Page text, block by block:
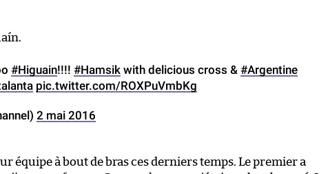
#Higuain!!!! #Hamsik with delicious cross & #Argentine
pic.twitter.com/ROXPuVmbKg
2 mai 2016
équipe à bout de bras ces derniers temps. Le premier a